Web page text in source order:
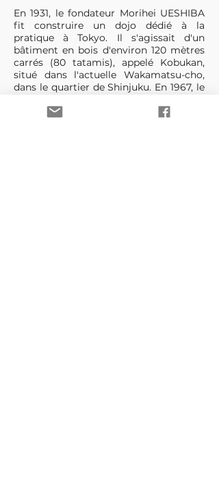
En 1931, le fondateur Morihei UESHIBA
fit construire un dojo dédié à la
pratique à Tokyo. Il s'agissait d'un
bâtiment en bois d'environ 120 mètres
carrés (80 tatamis), appelé Kobukan,
situé dans l'actuelle Wakamatsu-cho,
dans le quartier de Shinjuku. En 1967, le
l'Aïkido Hombu Dojo a été remplacé